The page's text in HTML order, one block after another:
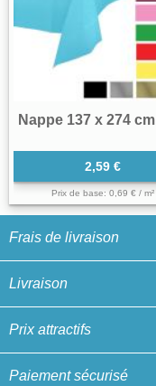
Frais de livraison
Livraison
Prix attractifs
Paiement sécurisé
Nappe 137 x 274 cm
2,59 €
Prix de base: 0,69 € / m²